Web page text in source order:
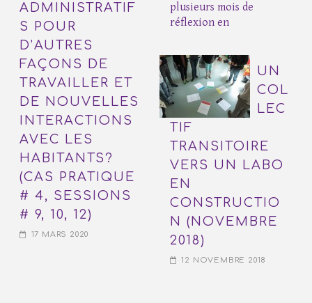
ADMINISTRATIF
S POUR
D’AUTRES
FAÇONS DE
TRAVAILLER ET
DE NOUVELLES
INTERACTIONS
AVEC LES
HABITANTS?
(CAS PRATIQUE
# 4, SESSIONS
# 9, 10, 12)
17 MARS 2020
plusieurs mois de
réflexion en
UN
COL
LEC
TIF
TRANSITOIRE
VERS UN LABO
EN
CONSTRUCTIO
N (NOVEMBRE
2018)
12 NOVEMBRE 2018